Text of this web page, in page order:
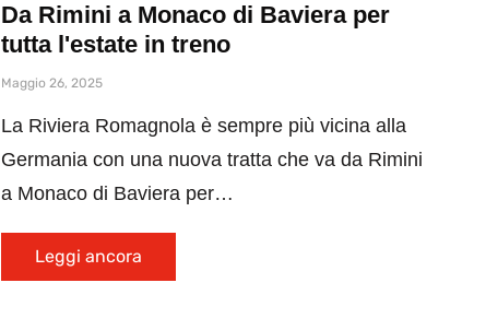
Da Rimini a Monaco di Baviera per
tutta l'estate in treno
Maggio 26, 2025
La Riviera Romagnola è sempre più vicina alla
Germania con una nuova tratta che va da Rimini
a Monaco di Baviera per…
Leggi ancora